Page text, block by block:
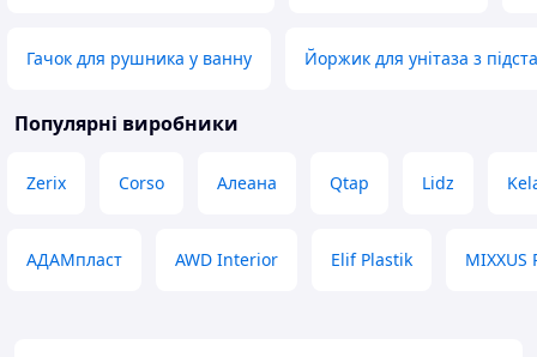
Гачок для рушника у ванну Йоржик для унітаза з
Популярні виробники
Zerix Corso Алеана Qtap Lidz
АДАМпласт AWD Interior Elif Plastik MIXXUS